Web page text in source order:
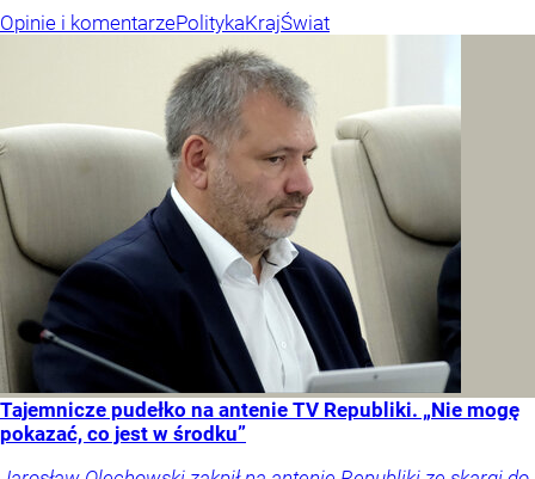
Opinie i komentarzePolitykaKrajŚwiat
Tajemnicze pudełko na antenie TV Republiki. „Nie mogę
pokazać, co jest w środku”